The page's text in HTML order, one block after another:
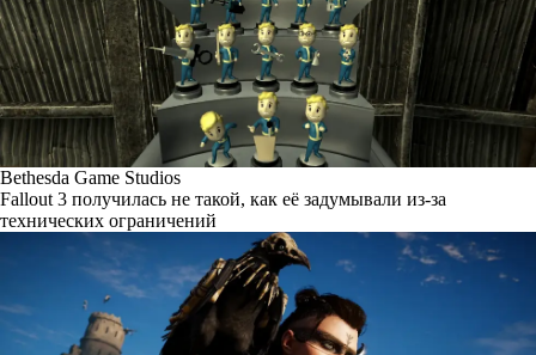
Bethesda Game Studios
Fallout 3 получилась не такой, как её задумывали из-за
технических ограничений